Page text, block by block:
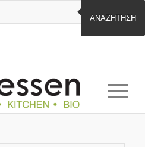
ΑΝΑΖΉΤΗΣΗ